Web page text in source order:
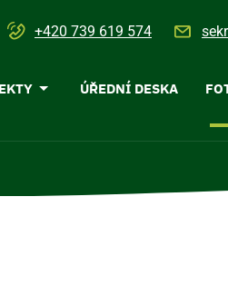
+420 739 619 574
ÚŘEDNÍ DESKA